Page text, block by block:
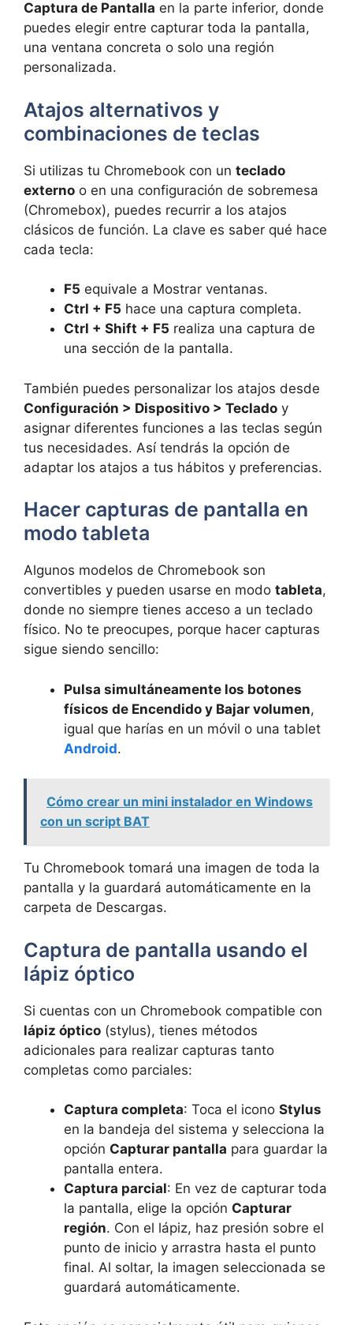
Captura de Pantalla en la parte inferior, donde
puedes elegir entre capturar toda la pantalla,
una ventana concreta o solo una región
personalizada.
Atajos alternativos y
combinaciones de teclas
Si utilizas tu Chromebook con un teclado
externo o en una configuración de sobremesa
(Chromebox), puedes recurrir a los atajos
clásicos de función. La clave es saber qué hace
cada tecla:
F5 equivale a Mostrar ventanas.
Ctrl + F5 hace una captura completa.
Ctrl + Shift + F5 realiza una captura de
una sección de la pantalla.
También puedes personalizar los atajos desde
Configuración > Dispositivo > Teclado y
asignar diferentes funciones a las teclas según
tus necesidades. Así tendrás la opción de
adaptar los atajos a tus hábitos y preferencias.
Hacer capturas de pantalla en
modo tableta
Algunos modelos de Chromebook son
convertibles y pueden usarse en modo tableta,
donde no siempre tienes acceso a un teclado
físico. No te preocupes, porque hacer capturas
sigue siendo sencillo:
Pulsa simultáneamente los botones
físicos de Encendido y Bajar volumen,
igual que harías en un móvil o una tablet
Android.
Cómo crear un mini instalador en Windows
con un script BAT
Tu Chromebook tomará una imagen de toda la
pantalla y la guardará automáticamente en la
carpeta de Descargas.
Captura de pantalla usando el
lápiz óptico
Si cuentas con un Chromebook compatible con
lápiz óptico (stylus), tienes métodos
adicionales para realizar capturas tanto
completas como parciales:
Captura completa: Toca el icono Stylus
en la bandeja del sistema y selecciona la
opción Capturar pantalla para guardar la
pantalla entera.
Captura parcial: En vez de capturar toda
la pantalla, elige la opción Capturar
región. Con el lápiz, haz presión sobre el
punto de inicio y arrastra hasta el punto
final. Al soltar, la imagen seleccionada se
guardará automáticamente.